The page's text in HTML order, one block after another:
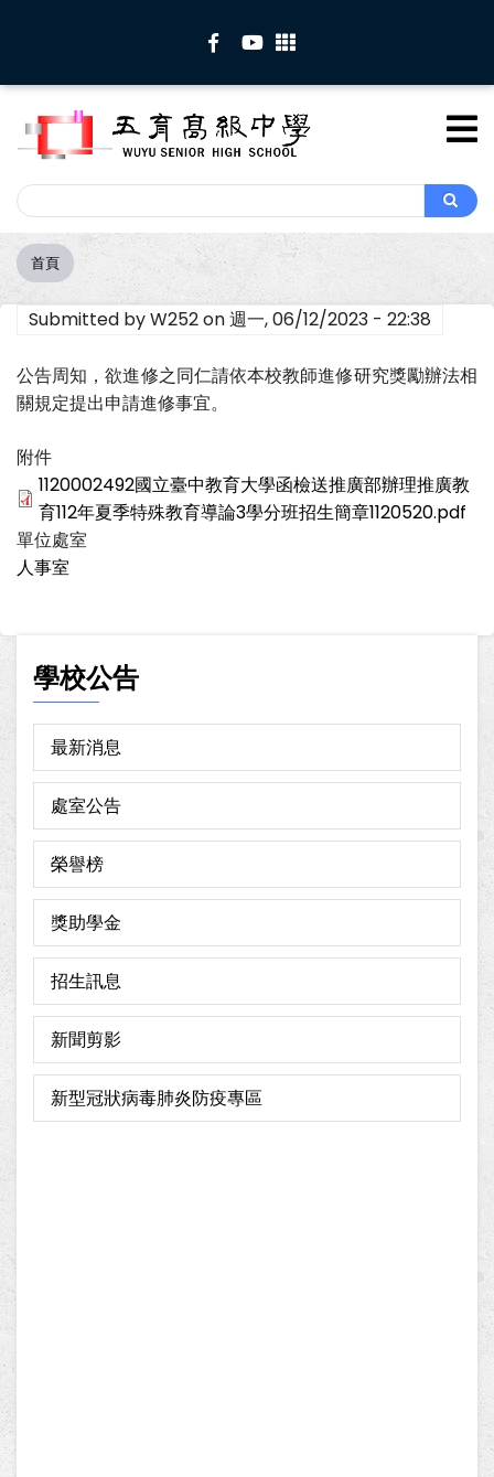
內
Search
Search
導
航
連
首頁
Submitted byW252on週一, 06/12/2023 - 22:38
公告周知，欲進修之同仁請依本校教師進修研究獎勵辦法相
關規定提出申請進修事宜。
附件
1120002492國立臺中教育大學函檢送推廣部辦理推廣教
育112年夏季特殊教育導論3學分班招生簡章1120520.pdf
單位處室
人事室
學校公告
最新消息
處室公告
榮譽榜
獎助學金
招生訊息
新聞剪影
新型冠狀病毒肺炎防疫專區